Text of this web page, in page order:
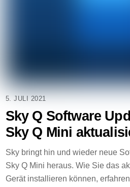
5. JULI 2021
Sky Q Software
Sky Q Mini
Sky bringt hin und wieder neue
Sky Q Mini heraus. Wie Sie das
Gerät installieren können,